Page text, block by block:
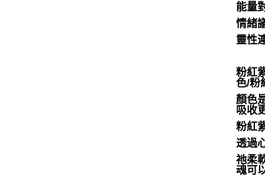
能量
情緒
靈性
粉紅
色/粉
顏色
吸收
粉紅
透過
祂柔
魂可